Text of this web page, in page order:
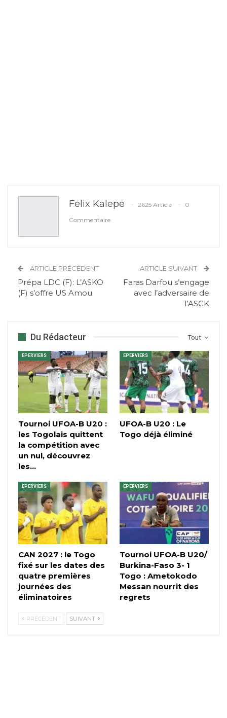
Felix Kalepe 2625 Article
0
Commentaire
ARTICLE PRÉCÉDENT
Prépa LDC (F): L’ASKO
(F) s’offre US Amou
ARTICLE SUIVANT
Faras Darfou s’engage
avec l’adversaire de
l’ASCK
Tout
Du Rédacteur
EPERVIERS
Tournoi UFOA-B U20 :
les Togolais quittent
la compétition avec
un nul, découvrez
les…
EPERVIERS
UFOA-B U20 : Le
Togo déjà éliminé
EPERVIERS
CAN 2027 : le Togo
fixé sur les dates des
quatre premières
journées des
éliminatoires
EPERVIERS
Tournoi UFOA-B U20/
Burkina-Faso 3- 1
Togo : Ametokodo
Messan nourrit des
regrets
PRÉCÉDENT SUIVANT